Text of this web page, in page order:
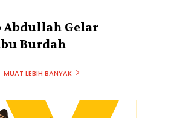
Gelar
Burdah
MUAT LEBIH BANYAK